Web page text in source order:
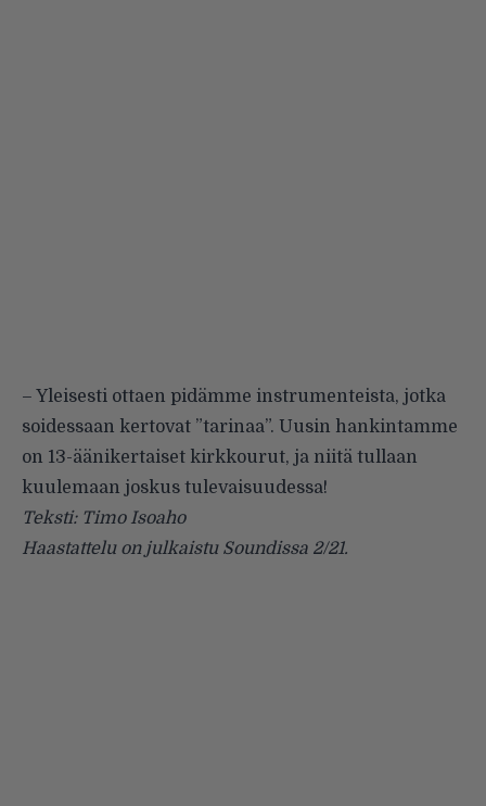
– Yleisesti ottaen pidämme instrumenteista, jotka
soidessaan kertovat ”tarinaa”. Uusin hankintamme
on 13-äänikertaiset kirkkourut, ja niitä tullaan
kuulemaan joskus tulevaisuudessa!
Teksti: Timo Isoaho
Haastattelu on julkaistu Soundissa 2/21.